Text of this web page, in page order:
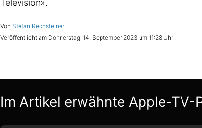
Television».
Von Stefan Rechsteiner
Veröffentlicht am Donnerstag, 14. September 2023 um 11:28 Uhr
Im Artikel erwähnte Apple-TV-